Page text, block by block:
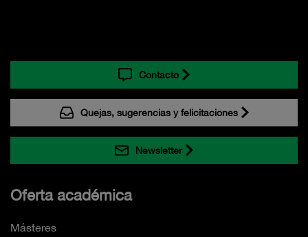
Contacto
Quejas, sugerencias y felicitaciones
Newsletter
Oferta académica
Másteres